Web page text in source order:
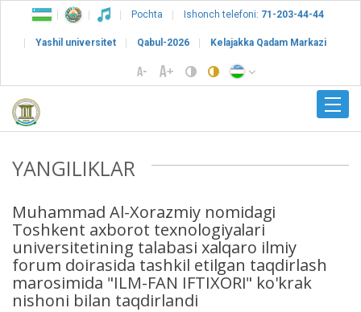
Pochta Ishonch telefoni: 71-203-44-44
Yashil universitet Qabul-2026 Kelajakka Qadam Markazi
YANGILIKLAR
Muhammad Al-Xorazmiy nomidagi
Toshkent axborot texnologiyalari
universitetining talabasi xalqaro ilmiy
forum doirasida tashkil etilgan taqdirlash
marosimida "ILM-FAN IFTIXORI" ko'krak
nishoni bilan taqdirlandi